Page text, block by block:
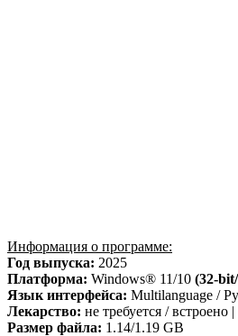
Информация о программе:
Год выпуска: 2025
Платформа: Windows® 11/10 (32-
Язык интерфейса: Multilanguage /
Лекарство: не требуется / встроено
Размер файла: 1.14/1.19 GB